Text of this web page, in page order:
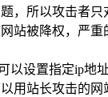
所以攻击者
被降权，严重
设置指定ip地
站长攻击的